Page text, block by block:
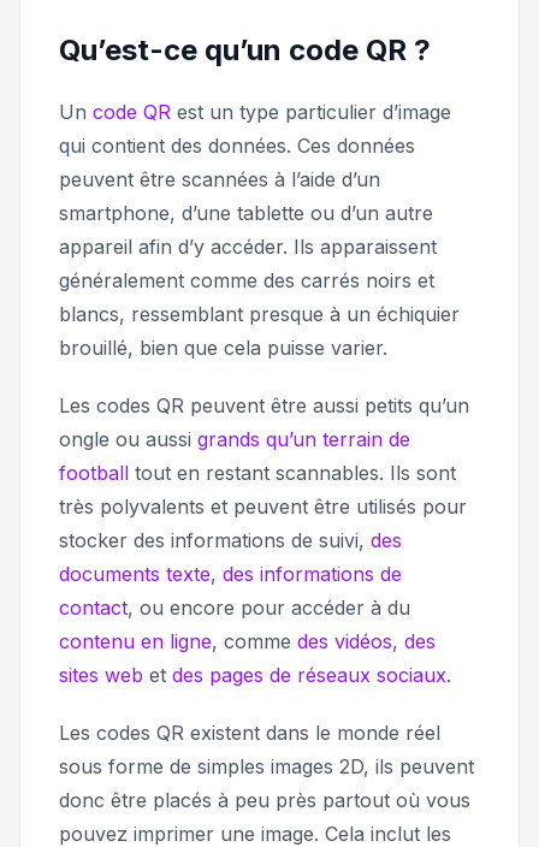
Qu’est-ce qu’un code QR ?
Un code QR est un type particulier d’image
qui contient des données. Ces données
peuvent être scannées à l’aide d’un
smartphone, d’une tablette ou d’un autre
appareil afin d’y accéder. Ils apparaissent
généralement comme des carrés noirs et
blancs, ressemblant presque à un échiquier
brouillé, bien que cela puisse varier.
Les codes QR peuvent être aussi petits qu’un
ongle ou aussi grands qu’un terrain de
football tout en restant scannables. Ils sont
très polyvalents et peuvent être utilisés pour
stocker des informations de suivi, des
documents texte, des informations de
contact, ou encore pour accéder à du
contenu en ligne, comme des vidéos, des
sites web et des pages de réseaux sociaux.
Les codes QR existent dans le monde réel
sous forme de simples images 2D, ils peuvent
donc être placés à peu près partout où vous
pouvez imprimer une image. Cela inclut les